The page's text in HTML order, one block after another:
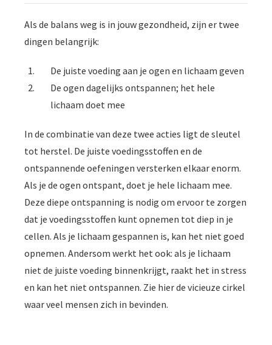
Als de balans weg is in jouw gezondheid, zijn er twee
dingen belangrijk:
De juiste voeding aan je ogen en lichaam geven
De ogen dagelijks ontspannen; het hele
lichaam doet mee
In de combinatie van deze twee acties ligt de sleutel
tot herstel. De juiste voedingsstoffen en de
ontspannende oefeningen versterken elkaar enorm.
Als je de ogen ontspant, doet je hele lichaam mee.
Deze diepe ontspanning is nodig om ervoor te zorgen
dat je voedingsstoffen kunt opnemen tot diep in je
cellen. Als je lichaam gespannen is, kan het niet goed
opnemen. Andersom werkt het ook: als je lichaam
niet de juiste voeding binnenkrijgt, raakt het in stress
en kan het niet ontspannen. Zie hier de vicieuze cirkel
waar veel mensen zich in bevinden.